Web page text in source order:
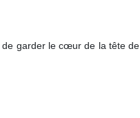
de garder le cœur de la tête de